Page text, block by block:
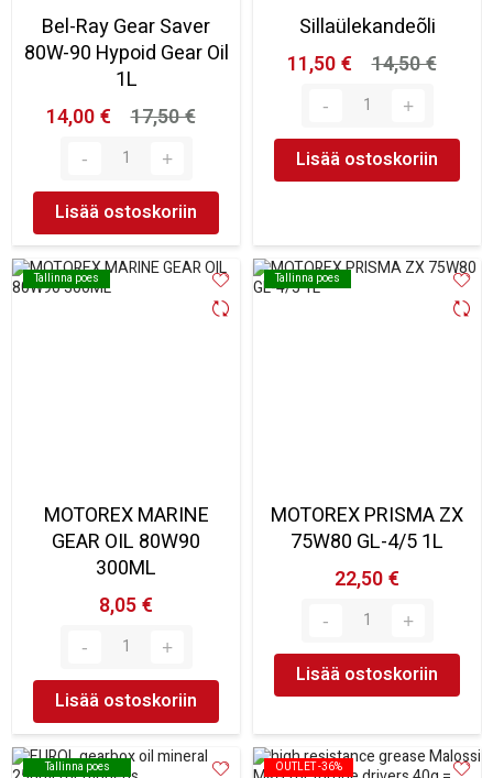
Bel-Ray Gear Saver
80W-90 Hypoid Gear Oil
1L
14,00 €
17,50 €
Lisää ostoskoriin
Sillaülekandeõli
11,50 €
14,50 €
Lisää ostoskoriin
Tallinna poes
Tallinna poes
MOTOREX MARINE
GEAR OIL 80W90
300ML
8,05 €
Lisää ostoskoriin
Tallinna poes
Tallinna poes
MOTOREX PRISMA ZX
75W80 GL-4/5 1L
22,50 €
Lisää ostoskoriin
Tallinna poes
Tallinna poes OUTLET -36%
OUTLET -36%